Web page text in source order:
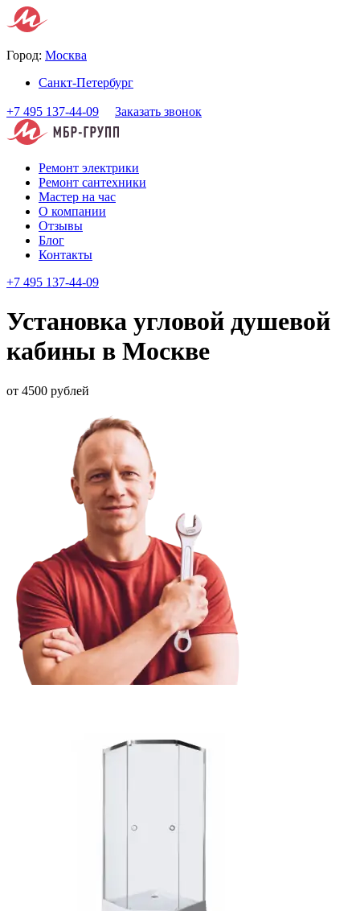
Город: Москва
Санкт-Петербург
+7 495 137-44-09 Заказать звонок
Ремонт электрики
Ремонт сантехники
Мастер на час
О компании
Отзывы
Блог
Контакты
+7 495 137-44-09
Установка угловой душевой
кабины в Москве
от 4500 рублей